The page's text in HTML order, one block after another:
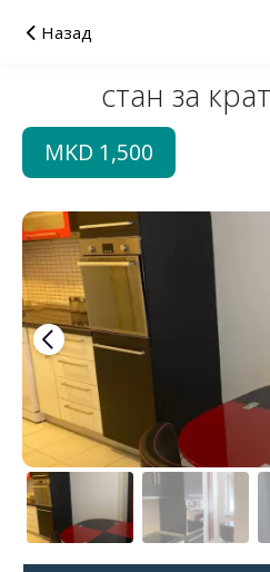
Назад
стан за
MKD 1,500